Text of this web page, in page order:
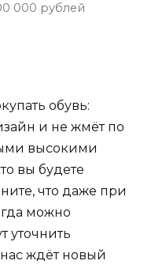
000 рублей
обувь:
и не жмёт по
высокими
вы будете
что даже при
можно
уточнить
ждёт новый